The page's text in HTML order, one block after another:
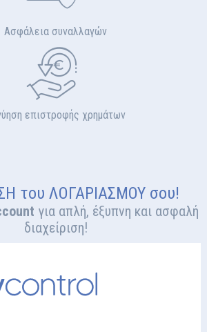
Ασφάλεια συναλλαγών
επιστροφής χρημάτων
του ΛΟΓΑΡΙΑΣΜΟΥ σου!
για απλή, έξυπνη και ασφαλή
διαχείριση!